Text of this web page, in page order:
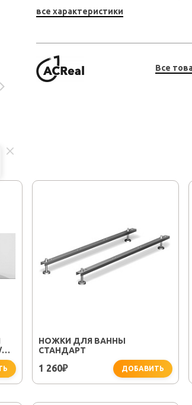
все характеристики
Все
НОЖКИ ДЛЯ ВАННЫ
СТАНДАРТ
1 260₽ ДОБАВИТЬ